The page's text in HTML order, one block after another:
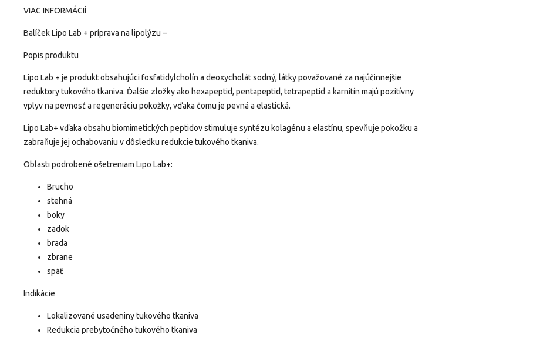
VIAC INFORMÁCIÍ
Balíček Lipo Lab + príprava na lipolýzu –
Popis produktu
Lipo Lab + je produkt obsahujúci fosfatidylcholín a deoxycholát sodný, látky považované za najúčinnejšie
reduktory tukového tkaniva. Ďalšie zložky ako hexapeptid, pentapeptid, tetrapeptid a karnitín majú pozitívny
vplyv na pevnosť a regeneráciu pokožky, vďaka čomu je pevná a elastická.
Lipo Lab+ vďaka obsahu biomimetických peptidov stimuluje syntézu kolagénu a elastínu, spevňuje pokožku a
zabraňuje jej ochabovaniu v dôsledku redukcie tukového tkaniva.
Oblasti podrobené ošetreniam Lipo Lab+:
Brucho
stehná
boky
zadok
brada
zbrane
späť
Indikácie
Lokalizované usadeniny tukového tkaniva
Redukcia prebytočného tukového tkaniva